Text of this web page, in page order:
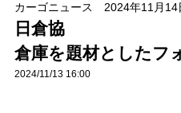
オ
ン
カーゴニュース 2024年11月
日倉協
倉庫を題材としたフ
2024/11/13 16:00